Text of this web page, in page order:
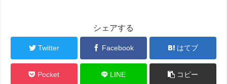
シェアする
Twitter Facebook はてブ
Pocket LINE コピー